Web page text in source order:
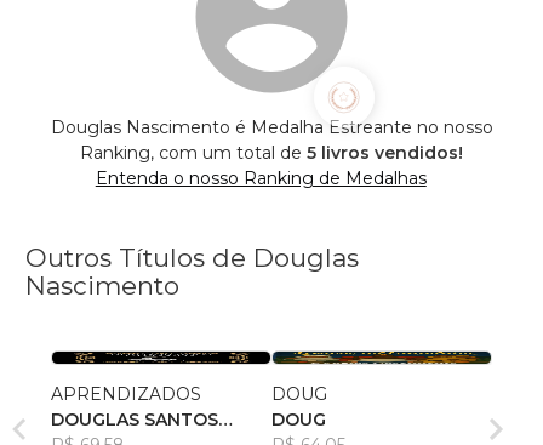
Douglas Nascimento é Medalha Estreante no nosso
Ranking, com um total de 5 livros vendidos!
Entenda o nosso Ranking de Medalhas
Outros Títulos de Douglas
Nascimento
APRENDIZADOS
DOUGLAS SANTOS
DOUG
DOUG